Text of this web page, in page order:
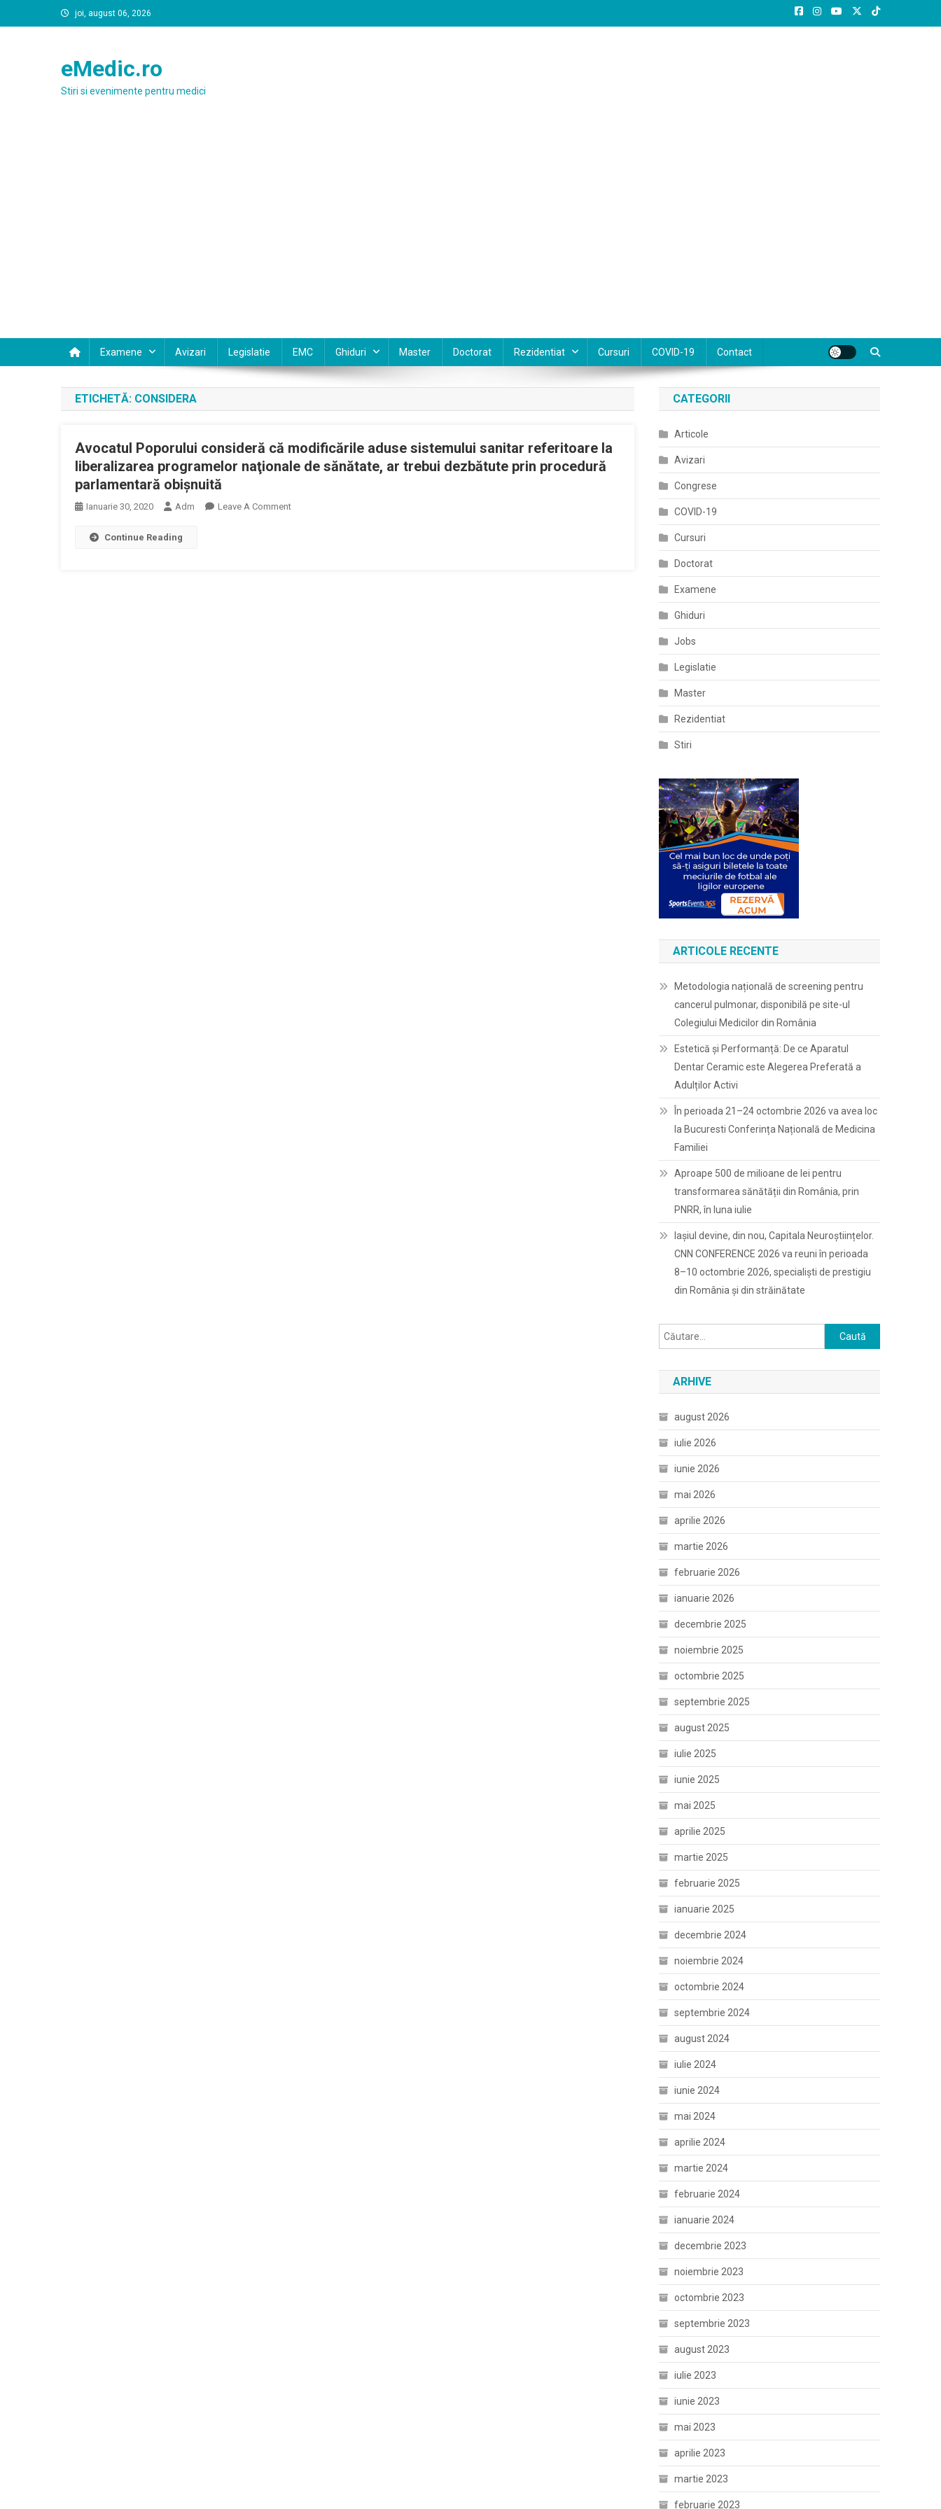
to
joi, august 06, 2026
eMedic.ro
Stiri si evenimente pentru medici
Examene Avizari Legislatie EMC Ghiduri Master Doctorat Rezidentiat Cursuri COVID-19 Contact
ETICHETĂ: CONSIDERA
Avocatul Poporului consideră că modificările aduse sistemului sanitar referitoare la
liberalizarea programelor naţionale de sănătate, ar trebui dezbătute prin procedură
parlamentară obişnuită
Ianuarie 30, 2020 Adm Leave A CommentOn
Continue Reading
CATEGORII
Articole
Avizari
Congrese
COVID-19
Cursuri
Doctorat
Examene
Ghiduri
Jobs
Legislatie
Master
Rezidentiat
Stiri
ARTICOLE RECENTE
Metodologia națională de screening pentru
cancerul pulmonar, disponibilă pe site-ul
Colegiului Medicilor din România
Estetică și Performanță: De ce Aparatul
Dentar Ceramic este Alegerea Preferată a
Adulților Activi
În perioada 21–24 octombrie 2026 va avea loc
la Bucuresti Conferința Națională de Medicina
Familiei
Aproape 500 de milioane de lei pentru
transformarea sănătății din România, prin
PNRR, în luna iulie
Iașiul devine, din nou, Capitala Neuroștiințelor.
CNN CONFERENCE 2026 va reuni în perioada
8–10 octombrie 2026, specialiști de prestigiu
din România și din străinătate
Caută
după:
ARHIVE
august 2026
iulie 2026
iunie 2026
mai 2026
aprilie 2026
martie 2026
februarie 2026
ianuarie 2026
decembrie 2025
noiembrie 2025
octombrie 2025
septembrie 2025
august 2025
iulie 2025
iunie 2025
mai 2025
aprilie 2025
martie 2025
februarie 2025
ianuarie 2025
decembrie 2024
noiembrie 2024
octombrie 2024
septembrie 2024
august 2024
iulie 2024
iunie 2024
mai 2024
aprilie 2024
martie 2024
februarie 2024
ianuarie 2024
decembrie 2023
noiembrie 2023
octombrie 2023
septembrie 2023
august 2023
iulie 2023
iunie 2023
mai 2023
aprilie 2023
martie 2023
februarie 2023